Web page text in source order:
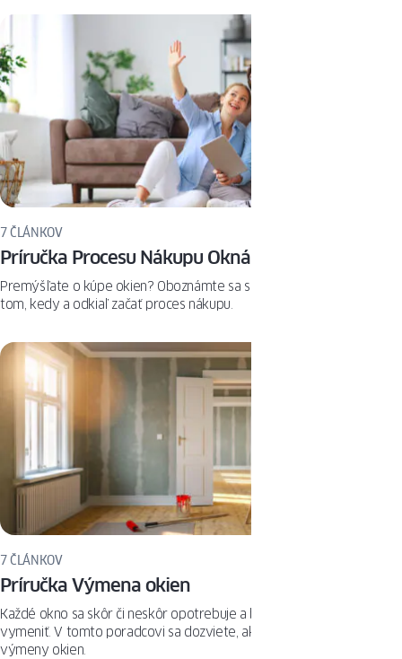
7 ČLÁNKOV
Príručka Procesu Nákupu Okná
Premýšľate o kúpe okien? Oboznámte sa s odpoveďami na otázky o
tom, kedy a odkiaľ začať proces nákupu.
7 ČLÁNKOV
Príručka Výmena okien
Každé okno sa skôr či neskôr opotrebuje a bude ho potrebné
vymeniť. V tomto poradcovi sa dozviete, ako prebieha proces
výmeny okien.